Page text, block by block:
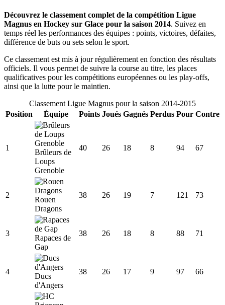
Découvrez le classement complet de la compétition Ligue
Magnus en Hockey sur Glace pour la saison 2014. Suivez en
temps réel les performances des équipes : points, victoires, défaites,
différence de buts ou sets selon le sport.
Ce classement est mis à jour régulièrement en fonction des résultats
officiels. Il vous permet de suivre la course au titre, les places
qualificatives pour les compétitions européennes ou les play-offs,
ainsi que la lutte pour le maintien.
Classement Ligue Magnus pour la saison 2014-2015
Position
Équipe Points Joués Gagnés Perdus Pour Contre
1
Brûleurs de
Loups
Grenoble
40 26 18 8 94 67
2
Rouen
Dragons
38 26 19 7 121 73
3
Rapaces de
Gap
38 26 18 8 88 71
4
Ducs
d'Angers
38 26 17 9 97 66